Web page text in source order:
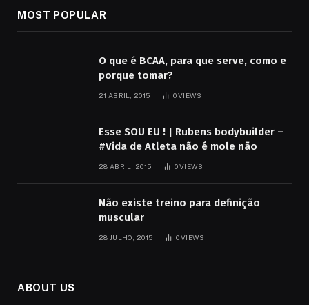
MOST POPULAR
O que é BCAA, para que serve, como e
porque tomar?
21 ABRIL, 2015 0VIEWS
Esse SOU EU ! | Rubens bodybuilder –
#Vida de Atleta não é mole não
28 ABRIL, 2015 0VIEWS
Não existe treino para definição
muscular
28 JULHO, 2015 0VIEWS
ABOUT US